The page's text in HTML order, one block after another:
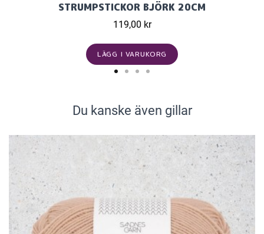
STRUMPSTICKOR BJÖRK 20CM
119,00 kr
LÄGG I VARUKORG
Du kanske även gillar